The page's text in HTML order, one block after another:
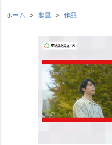
ホーム 趣里 作品